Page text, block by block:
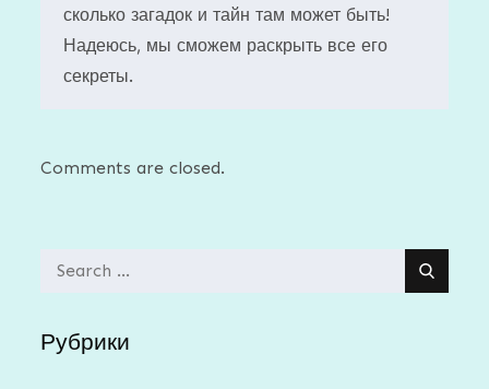
сколько загадок и тайн там может быть!
Надеюсь, мы сможем раскрыть все его
секреты.
Comments are closed.
Search
Рубрики